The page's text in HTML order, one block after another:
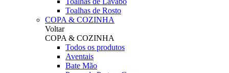
Toalhas de Rosto
COPA & COZINHA
Voltar
COPA & COZINHA
Todos os produtos
Aventais
Bate Mão